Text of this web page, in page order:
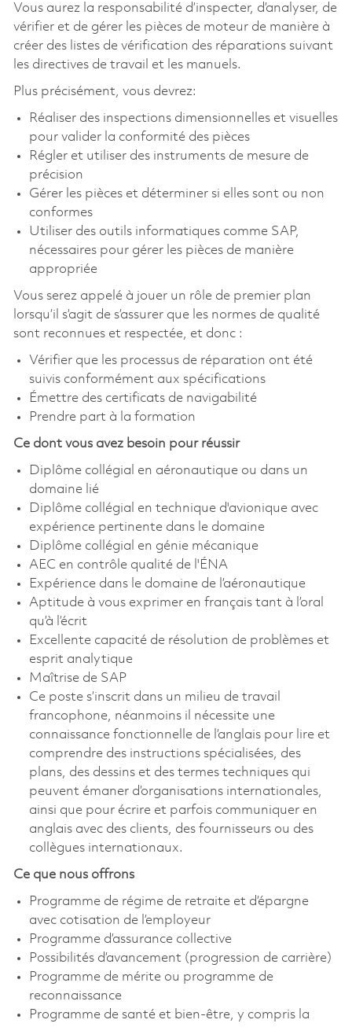
Vous aurez la responsabilité d’inspecter, d’analyser, de
vérifier et de gérer les pièces de moteur de manière à
créer des listes de vérification des réparations suivant
les directives de travail et les manuels.
Plus précisément, vous devrez:
Réaliser des inspections dimensionnelles et visuelles
pour valider la conformité des pièces
Régler et utiliser des instruments de mesure de
précision
Gérer les pièces et déterminer si elles sont ou non
conformes
Utiliser des outils informatiques comme SAP,
nécessaires pour gérer les pièces de manière
appropriée
Vous serez appelé à jouer un rôle de premier plan
lorsqu’il s’agit de s’assurer que les normes de qualité
sont reconnues et respectée, et donc :
Vérifier que les processus de réparation ont été
suivis conformément aux spécifications
Émettre des certificats de navigabilité
Prendre part à la formation
Ce dont vous avez besoin pour réussir
Diplôme collégial en aéronautique ou dans un
domaine lié
Diplôme collégial en technique d'avionique avec
expérience pertinente dans le domaine
Diplôme collégial en génie mécanique
AEC en contrôle qualité de l'ÉNA
Expérience dans le domaine de l’aéronautique
Aptitude à vous exprimer en français tant à l’oral
qu’à l’écrit
Excellente capacité de résolution de problèmes et
esprit analytique
Maîtrise de SAP
Ce poste s’inscrit dans un milieu de travail
francophone, néanmoins il nécessite une
connaissance fonctionnelle de l’anglais pour lire et
comprendre des instructions spécialisées, des
plans, des dessins et des termes techniques qui
peuvent émaner d’organisations internationales,
ainsi que pour écrire et parfois communiquer en
anglais avec des clients, des fournisseurs ou des
collègues internationaux.
Ce que nous offrons
Programme de régime de retraite et d’épargne
avec cotisation de l’employeur
Programme d’assurance collective
Possibilités d’avancement (progression de carrière)
Programme de mérite ou programme de
reconnaissance
Programme de santé et bien-être, y compris la